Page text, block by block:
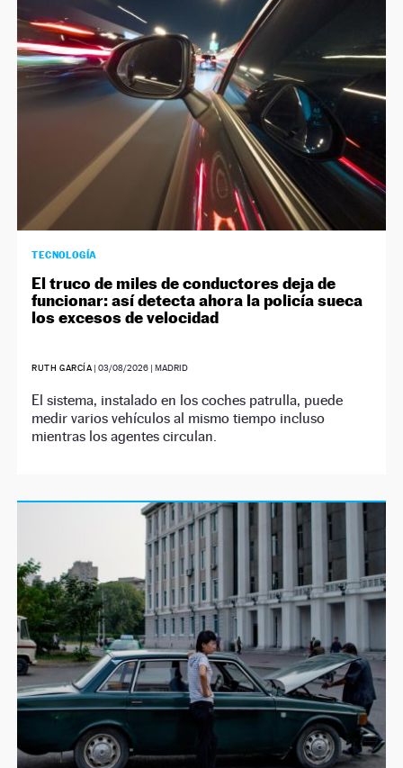
NEWSLETTER
SÍGUENOS
TECNOLOGÍA
El truco de miles de conductores deja de
funcionar: así detecta ahora la policía sueca
los excesos de velocidad
RUTH GARCÍA |03/08/2026 | MADRID
El sistema, instalado en los coches patrulla, puede
medir varios vehículos al mismo tiempo incluso
mientras los agentes circulan.